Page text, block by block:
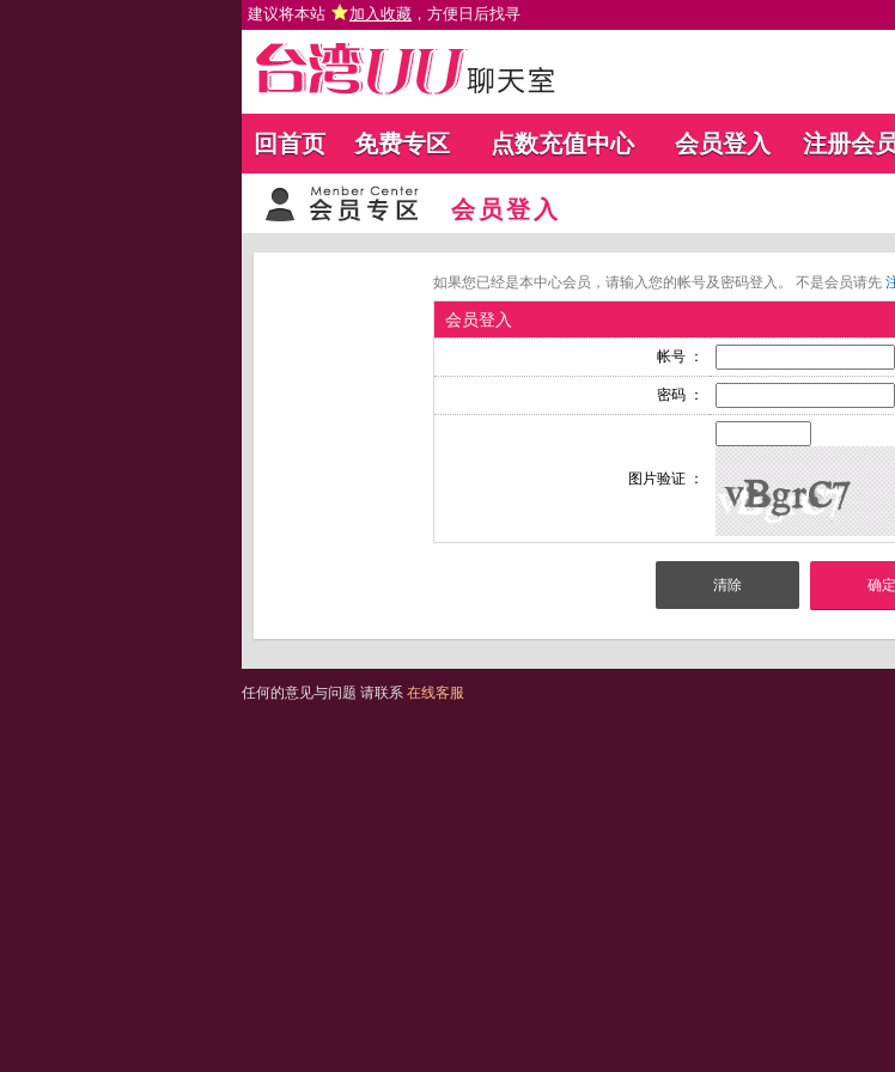
建议将本站 加入收藏 ，方便日后找寻
回首页 免费专区 点数充值中心 会员登入 注册会
会员登入
如果您已经是本中心会员，请输入您的帐号及密码登入。 不是会员请先
会员登入
帐号 ：
密码 ：
图片验证 ：
任何的意见与问题 请联系 在线客服